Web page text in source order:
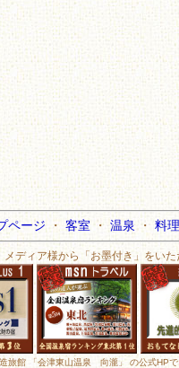
ページ ・ 客室 ・ 温泉 ・ 料
ディア様から「お墨付き」をい
旅館 「会津東山温泉 向瀧」 の公式HP